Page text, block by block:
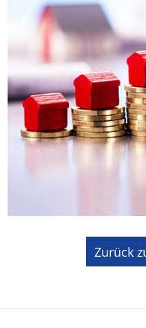
Zurück